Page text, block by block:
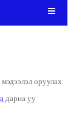
оруулах
дарна уу